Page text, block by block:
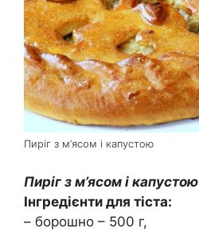
Пиріг з м’ясом і капустою
Пиріг з м’ясом і капустою
Інгредієнти для тіста:
– борошно – 500 г,